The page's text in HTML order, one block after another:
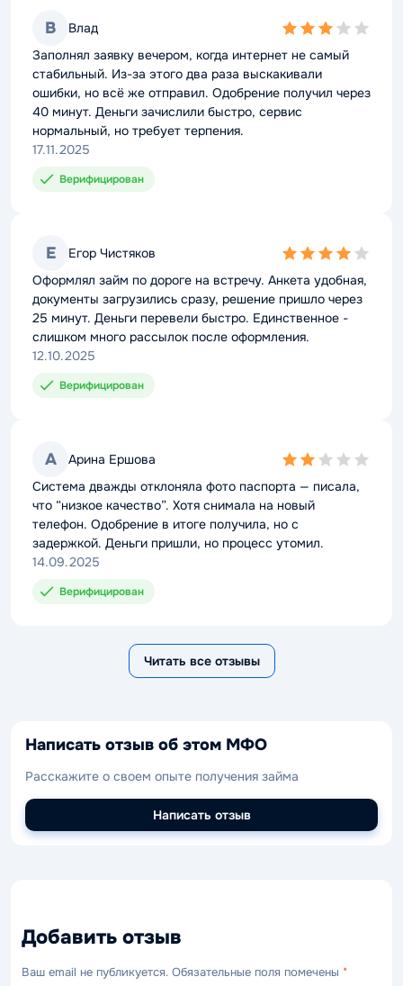
В Влад
3,0
rating
Заполнял заявку вечером, когда интернет не самый
стабильный. Из-за этого два раза выскакивали
ошибки, но всё же отправил. Одобрение получил через
40 минут. Деньги зачислили быстро, сервис
нормальный, но требует терпения.
17.11.2025
Верифицирован
Е Егор Чистяков
4,0
rating
Оформлял займ по дороге на встречу. Анкета удобная,
документы загрузились сразу, решение пришло через
25 минут. Деньги перевели быстро. Единственное -
слишком много рассылок после оформления.
12.10.2025
Верифицирован
А Арина Ершова
2,0
rating
Система дважды отклоняла фото паспорта — писала,
что “низкое качество”. Хотя снимала на новый
телефон. Одобрение в итоге получила, но с
задержкой. Деньги пришли, но процесс утомил.
14.09.2025
Верифицирован
Читать все отзывы
Написать отзыв об этом МФО
Расскажите о своем опыте получения займа
Написать отзыв
Добавить отзыв
Ваш email не публикуется. Обязательные поля помечены *